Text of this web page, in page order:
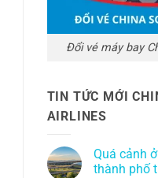
Đổi vé máy bay
TIN TỨC MỚI
AIRLINES
Quá cảnh
thành phố